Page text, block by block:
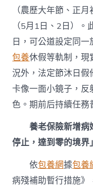
（農歷大年節、正
（5月1日、2日）
日，可公道設定同
包養休假等軌制，現
況外，法定節沐日
卡像一面小鏡子，
色。期前后持續任務
養老保險新增
停止，達到零的境界
依包養網據包養
病殘補助暫行措施